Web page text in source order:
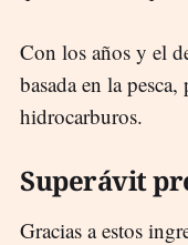
Con los años y el
basada en la
hidrocarburos.
Superávit
Gracias a estos